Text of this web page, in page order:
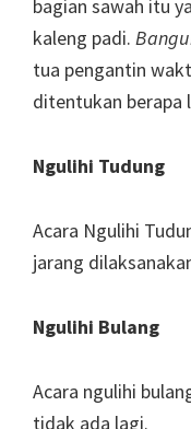
bagian sawah itu
kaleng padi.
tua pengantin
ditentukan berapa
Ngulihi Tudung
Acara Ngulihi
jarang
Ngulihi Bulang
Acara ngulihi
tidak ada lagi.